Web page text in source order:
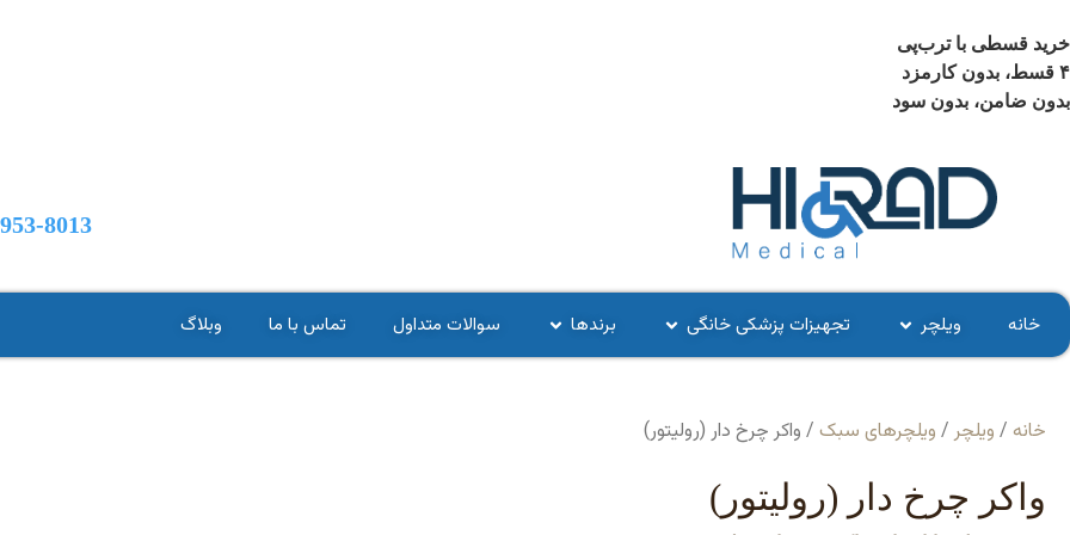
خرید قسطی با ترب‌پی
۴ قسط، بدون کارمزد
بدون ضامن، بدون سود
8013
خانه ویلچر تجهیزات پزشکی خانگی برندها سوالات متداول تماس با ما وبلاگ
خانه / ویلچر / ویلچرهای سبک / واکر چرخ دار (رولیتور)
واکر چرخ دار (رولیتور)